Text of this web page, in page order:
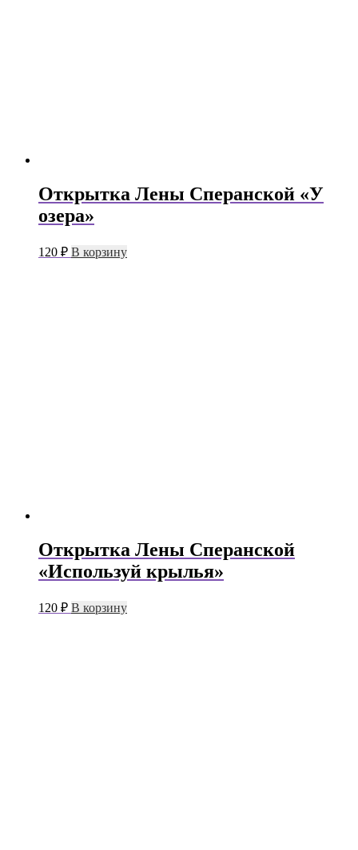
Открытка Лены Сперанской «У
озера»
120 ₽ В корзину
Открытка Лены Сперанской
«Используй крылья»
120 ₽ В корзину